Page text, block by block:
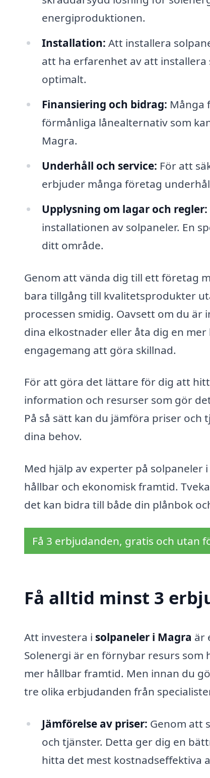
energiproduktionen.
Installation: Att installera
att ha erfarenhet av att
optimalt.
Finansiering och bidrag: Många
förmånliga lånealternativ som
Magra.
Underhåll och service: För att
erbjuder många företag
Upplysning om lagar och regler:
installationen av solpaneler. En
ditt område.
Genom att vända dig till ett företag
bara tillgång till kvalitetsprodukter
processen smidig. Oavsett om du
dina elkostnader eller åta dig en
engagemang att göra skillnad.
För att göra det lättare för dig att
information och resurser som gör
På så sätt kan du jämföra priser
dina behov.
Med hjälp av experter på
hållbar och ekonomisk framtid.
det kan bidra till både din plånbok
Få 3 erbjudanden, gratis och utan
Få alltid minst 3
Att investera i solpaneler i Magra är
Solenergi är en förnybar resurs
mer hållbar framtid. Men innan du
tre olika erbjudanden från
Jämförelse av priser: Genom att
och tjänster. Detta ger dig en
hitta det mest kostnadseffektiva